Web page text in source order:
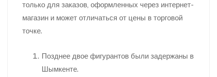
только для заказов, оформленных через интернет-
магазин и может отличаться от цены в торговой
точке.
Позднее двое фигурантов были задержаны в
Шымкенте.